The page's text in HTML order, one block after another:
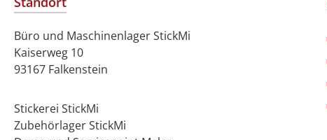
Büro und Maschinenlager StickMi
Kaiserweg 10
93167 Falkenstein
Stickerei StickMi
Zubehörlager StickMi